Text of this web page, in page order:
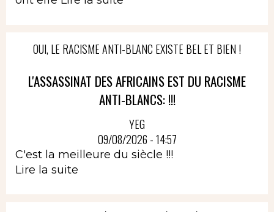
OUI, LE RACISME ANTI-BLANC EXISTE BEL ET BIEN !
L'ASSASSINAT DES AFRICAINS EST DU RACISME
ANTI-BLANCS: !!!
YEG
09/08/2026 - 14:57
C'est la meilleure du siècle !!!
Lire la suite